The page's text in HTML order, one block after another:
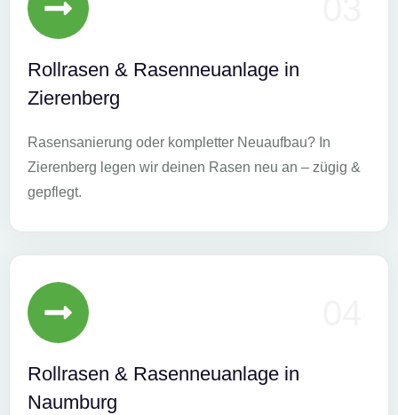
Rollrasen & Rasenneuanlage in
Zierenberg
Rasensanierung oder kompletter Neuaufbau? In
Zierenberg legen wir deinen Rasen neu an – zügig &
gepflegt.
Rollrasen & Rasenneuanlage in
Naumburg